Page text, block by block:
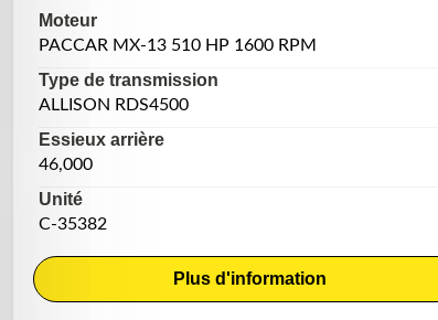
Moteur
PACCAR MX-13 510 HP 1600 RPM
Type de transmission
ALLISON RDS4500
Essieux arrière
46,000
Unité
C-35382
Plus d'information